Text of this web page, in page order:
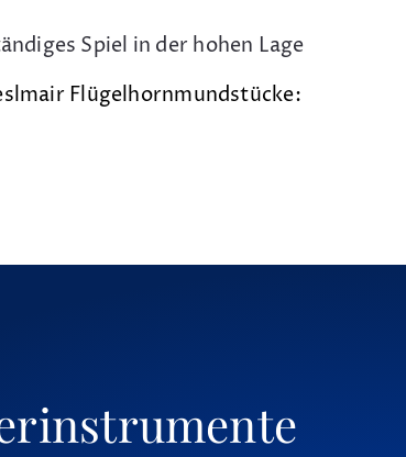
Spiel in der hohen Lage
Flügelhornmundstücke: